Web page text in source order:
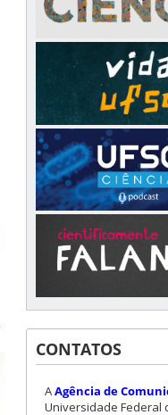
CONTATOS
AAgência de
Universidade Federal